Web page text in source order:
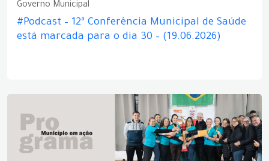
Governo Municipal
#Podcast – 12ª Conferência Municipal de Saúde
está marcada para o dia 30 – (19.06.2026)